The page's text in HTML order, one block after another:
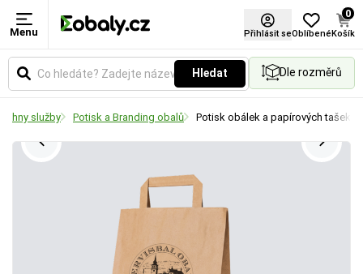
Menu Přihlásit seOblíbené
0
Košík
Hledat Dle rozměrů
služby Potisk a Branding obalů Potisk obálek a papírových tašek